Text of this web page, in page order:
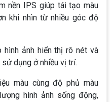
nền IPS giúp tái tạo màu
khi nhìn từ nhiều góc độ
ảnh hiển thị rõ nét và
dụng ở nhiều vị trí.
màu cùng độ phủ màu
hình ảnh sống động,